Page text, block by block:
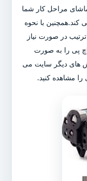
مراحل کار شما
با نحوه
در صورت نیاز
اچ پی را به صورت
های دیگر سایت می
را مشاهده کنید.